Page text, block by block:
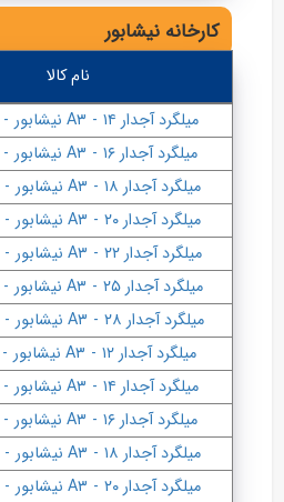
کارخانه نیشابور
نام کالا
میلگرد آجدار ۱۴
- A۳ نیشابور -
میلگرد آجدار ۱۶
- A۳ نیشابور -
میلگرد آجدار ۱۸
- A۳ نیشابور -
میلگرد آجدار ۲۰
- A۳ نیشابور -
میلگرد آجدار ۲۲
- A۳ نیشابور -
میلگرد آجدار ۲۵
- A۳ نیشابور -
میلگرد آجدار ۲۸
- A۳ نیشابور -
میلگرد آجدار ۱۲
- A۳ نیشابور -
میلگرد آجدار ۱۴
- A۳ نیشابور -
میلگرد آجدار ۱۶
- A۳ نیشابور -
میلگرد آجدار ۱۸
- A۳ نیشابور -
میلگرد آجدار ۲۰
- A۳ نیشابور -